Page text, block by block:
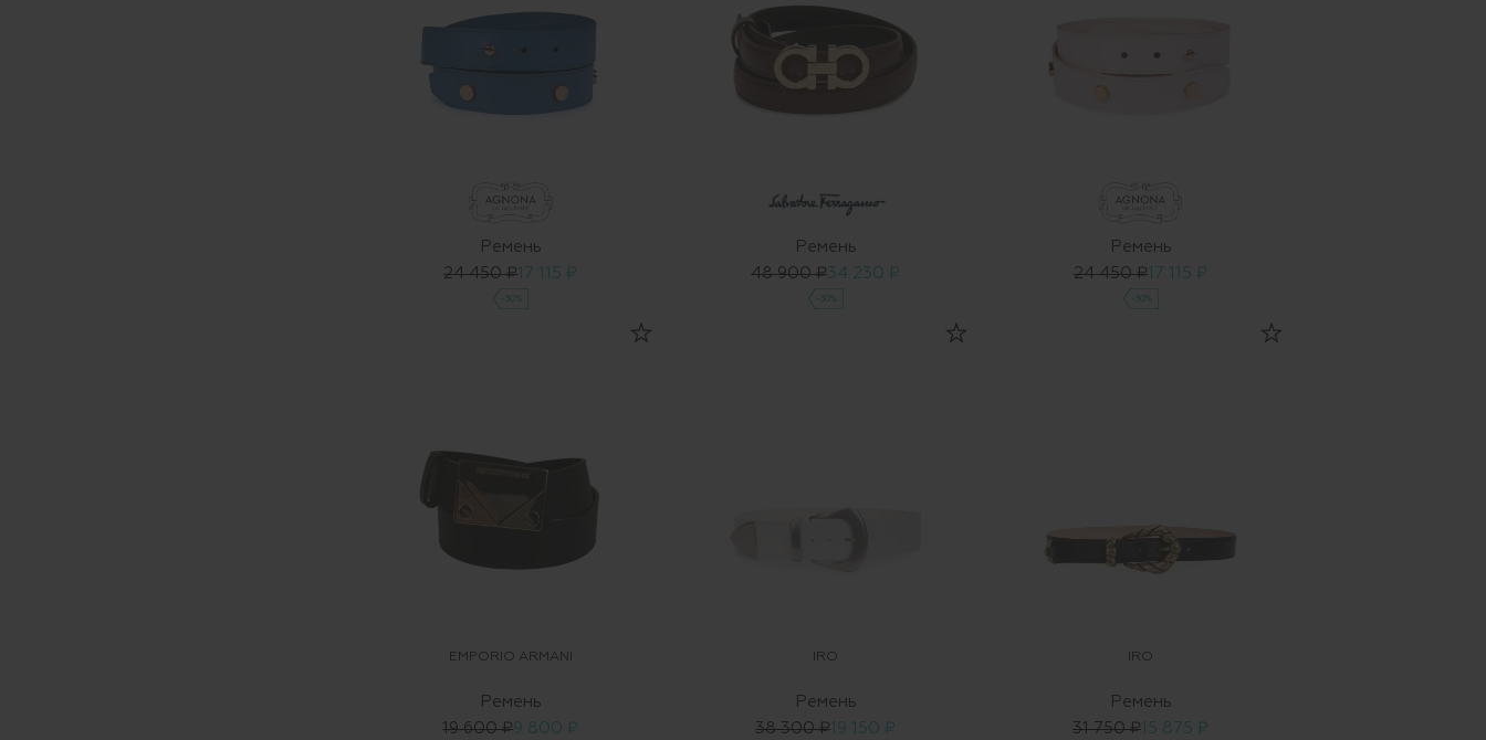
Ремень
24 450 ₽17 115 ₽
-30%
Ремень
48 900 ₽34 230 ₽
-30%
Ремень
24 450 ₽17 115 ₽
-30%
EMPORIO ARMANI
Ремень
19 600 ₽9 800 ₽
IRO
Ремень
38 300 ₽19 150 ₽
IRO
Ремень
31 750 ₽15 875 ₽